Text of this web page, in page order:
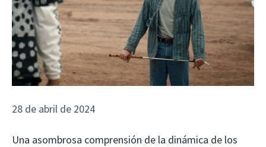
28 de abril de 2024
Una asombrosa comprensión de la dinámica de los